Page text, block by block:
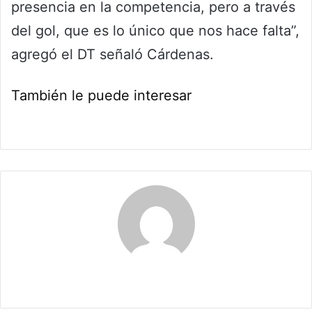
presencia en la competencia, pero a través
del gol, que es lo único que nos hace falta”,
agregó el DT señaló Cárdenas.
También le puede interesar